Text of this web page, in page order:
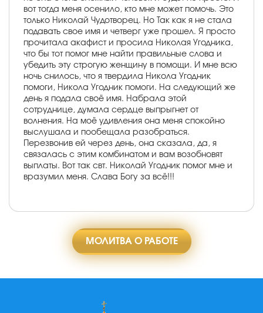
вот тогда меня осенило, кто мне может помочь. Это
только Николай Чудотворец. Но Так как я не стала
подавать свое имя и четверг уже прошел. Я просто
прочитала акафист и просила Николая Угодника,
что бы тот помог мне найти правильные слова и
убедить эту строгую женщину в помощи. И мне всю
ночь снилось, что я твердила Никола Угодник
помоги, Никола Угодник помоги. На следующий же
день я подала своё имя. Набрала этой
сотруднице, думала сердце выпрыгнет от
волнения. На моё удивления она меня спокойно
выслушала и пообещала разобраться.
Перезвонив ей через день, она сказала, да, я
связалась с этим комбинатом и вам возобновят
выплаты. Вот так свт. Николай Угодник помог мне и
вразумил меня. Слава Богу за всё!!!
МОЛИТВА О РАБОТЕ